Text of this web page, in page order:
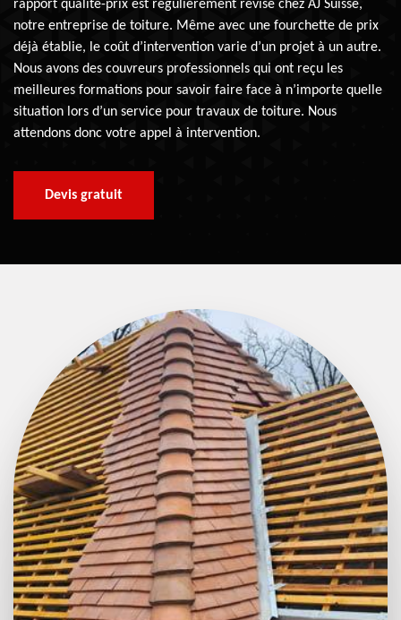
rapport qualité-prix est régulièrement révisé chez AJ Suisse,
notre entreprise de toiture. Même avec une fourchette de prix
déjà établie, le coût d’intervention varie d’un projet à un autre.
Nous avons des couvreurs professionnels qui ont reçu les
meilleures formations pour savoir faire face à n’importe quelle
situation lors d’un service pour travaux de toiture. Nous
attendons donc votre appel à intervention.
Devis gratuit